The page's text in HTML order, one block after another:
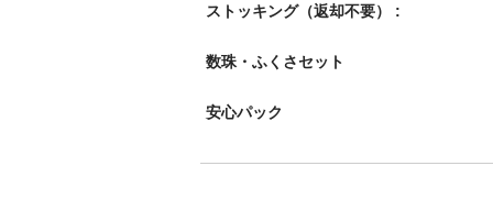
ストッキング（返却不要） :
数珠・ふくさセット
安心パック